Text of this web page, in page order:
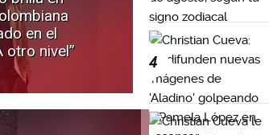
en el
otro nivel”
4